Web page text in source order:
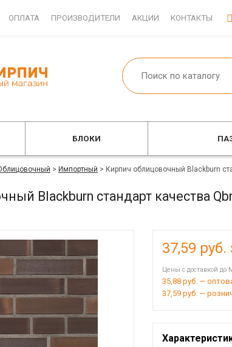
ОПЛАТА ПРОИЗВОДИТЕЛИ АКЦИИ КОНТАКТЫ
БЛОКИ
> Импортный > Кирпич облицовочный Blackburn
Blackburn стандарт качества
37,59 руб.
Цены с доставкой до
35,88 руб. —
37,59 руб. —